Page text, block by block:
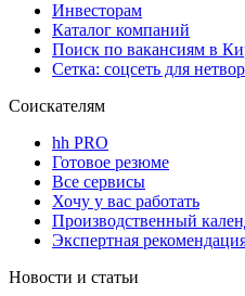
Инвесторам
Каталог компаний
Поиск по вакансиям в
Сетка: соцсеть для
Соискателям
hh PRO
Готовое резюме
Все сервисы
Хочу у вас работать
Производственный
Экспертная
Новости и статьи